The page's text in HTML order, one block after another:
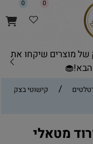
מוצרים שיקחו את
0 0
/
קישוטי בצק